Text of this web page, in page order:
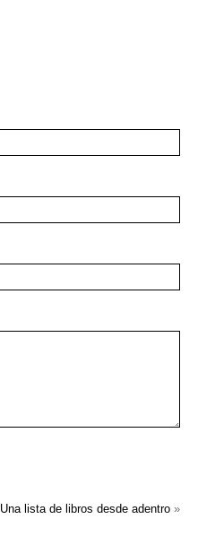
Una lista de libros desde adentro »